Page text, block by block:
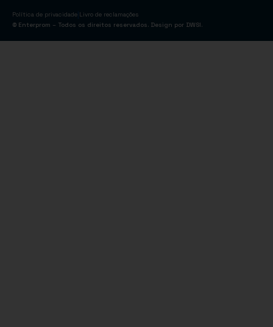
Política de privacidade Livro de reclamações
© Enterprom – Todos os direitos reservados. Design por DWSI.